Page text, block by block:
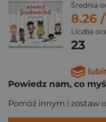
Średnia
8.26
Liczba
23
Powiedz nam, co
Pomóż innym i zostaw